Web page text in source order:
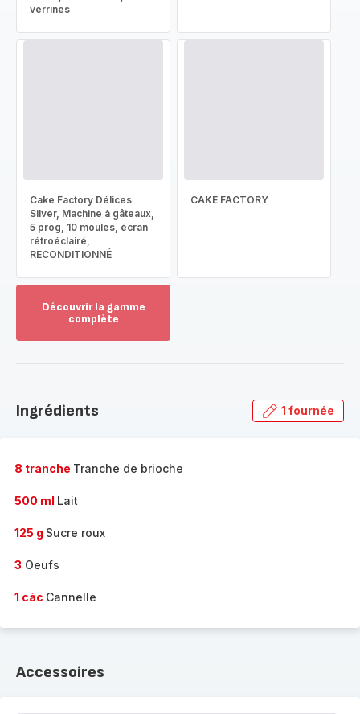
verrines
Cake Factory Délices
Silver, Machine à gâteaux,
5 prog, 10 moules, écran
rétroéclairé,
RECONDITIONNÉ
CAKE FACTORY
Découvrir la gamme
complète
gamme
Ingrédients 1 fournée
8 tranche Tranche de brioche
500 ml Lait
125 g Sucre roux
3 Oeufs
1 càc Cannelle
Accessoires